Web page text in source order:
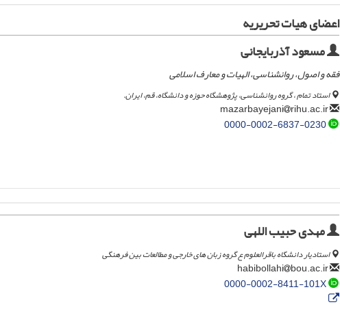
اعضای هیات تحریریه
مسعود آذربایجانی
فقه و اصول، روانشناسی، الهیات و معارف اسلامی
استاد تمام ، گروه روانشناسی، پژوهشگاه حوزه و دانشگاه، قم، ایران.
rihu.ac.ir
0000-0002-6837-0230
مهدی حبیب اللهی
استادیار دانشگاه باقرالعلوم ع گروه زبان های خارجی و مطالعات بین فرهنگی
bou.ac.ir
0000-0002-8411-101X